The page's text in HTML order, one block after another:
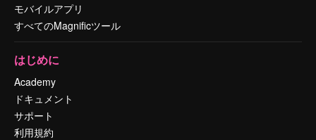
モバイルアプリ
すべてのMagnificツール
はじめに
Academy
ドキュメント
サポート
利用規約